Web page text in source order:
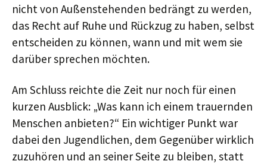
nicht von Außenstehenden bedrängt zu werden,
das Recht auf Ruhe und Rückzug zu haben, selbst
entscheiden zu können, wann und mit wem sie
darüber sprechen möchten.
Am Schluss reichte die Zeit nur noch für einen
kurzen Ausblick: „Was kann ich einem trauernden
Menschen anbieten?“ Ein wichtiger Punkt war
dabei den Jugendlichen, dem Gegenüber wirklich
zuzuhören und an seiner Seite zu bleiben, statt